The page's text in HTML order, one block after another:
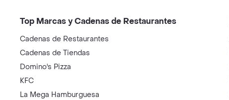
Top Marcas y Cadenas de Restaurantes
Cadenas de Restaurantes
Cadenas de Tiendas
Domino's Pizza
KFC
La Mega Hamburguesa